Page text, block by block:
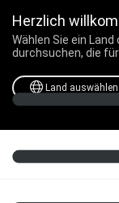
Herzlich
Wählen Sie ein
durchsuchen, die
Land auswählen